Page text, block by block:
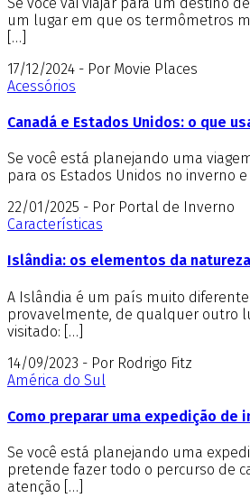
um lugar em que os termômetros
[…]
17/12/2024 - Por Movie Places
Acessórios
Canadá e Estados Unidos: o que
Se você está planejando uma
para os Estados Unidos no inverno
22/01/2025 - Por Portal de Inverno
Características
Islândia: os elementos da
A Islândia é um país muito diferente
provavelmente, de qualquer outro
visitado: […]
14/09/2023 - Por Rodrigo Fitz
América do Sul
Como preparar uma expedição de
Se você está planejando uma
pretende fazer todo o percurso de
atenção […]